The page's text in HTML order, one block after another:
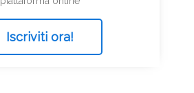
Iscriviti ora!